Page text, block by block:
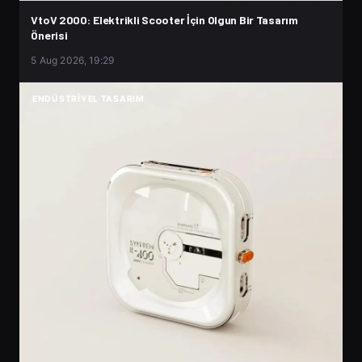
VtoV 2000: Elektrikli Scooter İçin Olgun Bir Tasarım
Önerisi
5 Aug 2026, 19:29
ENDÜSTRIYEL TASARIM